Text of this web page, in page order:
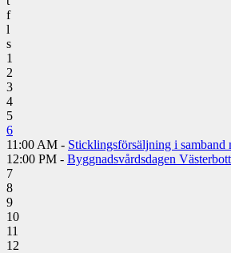
f
l
s
1
2
3
4
5
6
11:00 AM - Sticklingsförsäljning i samband
12:00 PM - Byggnadsvårdsdagen
7
8
9
10
11
12